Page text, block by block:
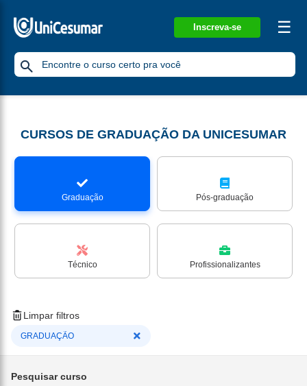
Inscreva-se ☰
CURSOS DE GRADUAÇÃO DA UNICESUMAR
Graduação Pós-graduação
Técnico Profissionalizantes
Limpar filtros
GRADUAÇÃO
Pesquisar curso